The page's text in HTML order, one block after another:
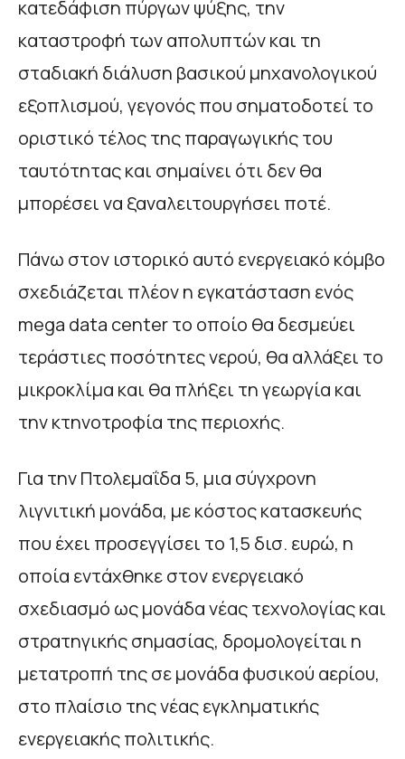
κατεδάφιση πύργων ψύξης, την
καταστροφή των απολυπτών και τη
σταδιακή διάλυση βασικού μηχανολογικού
εξοπλισμού, γεγονός που σηματοδοτεί το
οριστικό τέλος της παραγωγικής του
ταυτότητας και σημαίνει ότι δεν θα
μπορέσει να ξαναλειτουργήσει ποτέ.
Πάνω στον ιστορικό αυτό ενεργειακό κόμβο
σχεδιάζεται πλέον η εγκατάσταση ενός
mega data center το οποίο θα δεσμεύει
τεράστιες ποσότητες νερού, θα αλλάξει το
μικροκλίμα και θα πλήξει τη γεωργία και
την κτηνοτροφία της περιοχής.
Για την Πτολεμαΐδα 5, μια σύγχρονη
λιγνιτική μονάδα, με κόστος κατασκευής
που έχει προσεγγίσει το 1,5 δισ. ευρώ, η
οποία εντάχθηκε στον ενεργειακό
σχεδιασμό ως μονάδα νέας τεχνολογίας και
στρατηγικής σημασίας, δρομολογείται η
μετατροπή της σε μονάδα φυσικού αερίου,
στο πλαίσιο της νέας εγκληματικής
ενεργειακής πολιτικής.